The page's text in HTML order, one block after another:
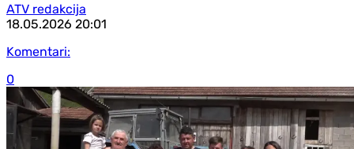
ATV redakcija
18.05.2026 20:01
Komentari:
0